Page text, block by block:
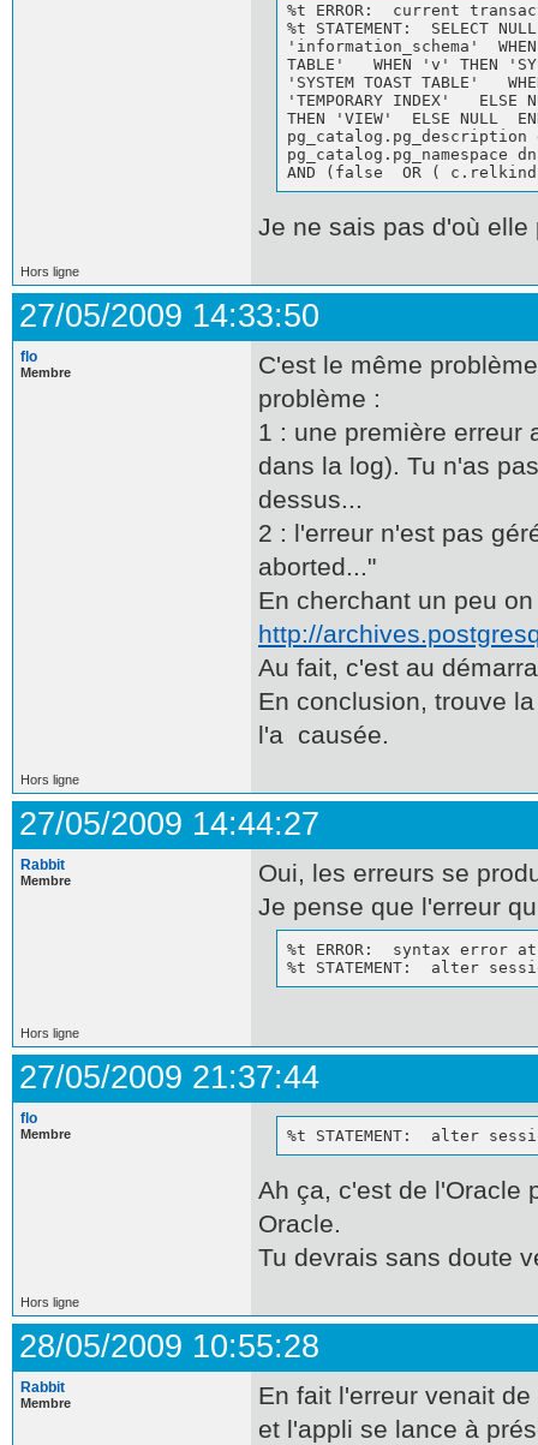
%t ERROR:  current
%t STATEMENT:  SELECT
'information_schema'
TABLE'   WHEN 'v' THEN
'SYSTEM TOAST TABLE'
'TEMPORARY INDEX'
THEN 'VIEW'  ELSE NULL
pg_catalog.pg_description
pg_catalog.pg_namespace
AND (false  OR ( c.relkind =
Je ne sais pas d'où elle
Hors ligne
27/05/2009 14:33:50
flo
Membre
C'est le même
problème :
1 : une première erreur
dans la log). Tu n'as
dessus...
2 : l'erreur n'est pas
aborted..."
En cherchant un peu
http://
Au fait, c'est au
En conclusion, trouve
l'a causée.
Hors ligne
27/05/2009 14:44:27
Rabbit
Membre
Oui, les erreurs se
Je pense que l'erreur
%t ERROR:  syntax error
%t STATEMENT:  alter
Hors ligne
27/05/2009 21:37:44
flo
Membre %t STATEMENT:  alter
Ah ça, c'est de l'Oracle
Oracle.
Tu devrais sans doute
Hors ligne
28/05/2009 10:55:28
Rabbit
Membre
En fait l'erreur venait
et l'appli se lance à